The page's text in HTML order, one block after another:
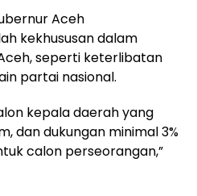
Aceh
kekhususan dalam
seperti keterlibatan
partai nasional.
kepala daerah yang
dan dukungan minimal 3%
calon perseorangan,”